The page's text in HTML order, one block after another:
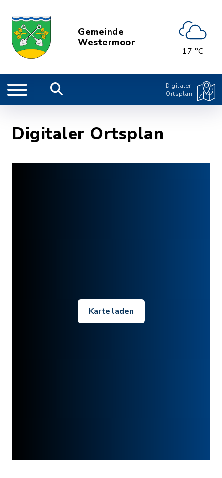
Gemeinde
Westermoor
17 °C
Digitaler
Ortsplan
Digitaler Ortsplan
Karte laden